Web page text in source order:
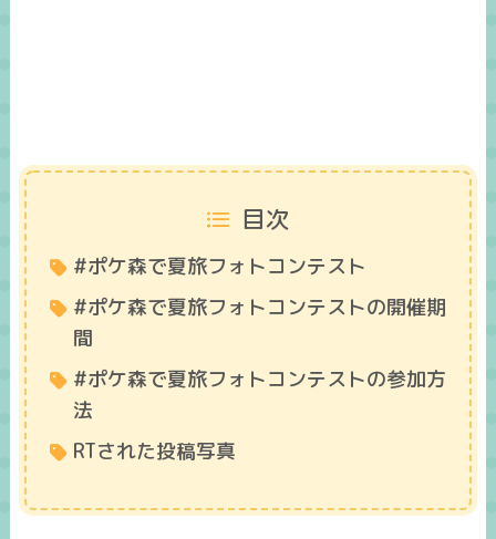
目次
#ポケ森で夏旅フォトコンテスト
#ポケ森で夏旅フォトコンテストの開催期
間
#ポケ森で夏旅フォトコンテストの参加方
法
RTされた投稿写真